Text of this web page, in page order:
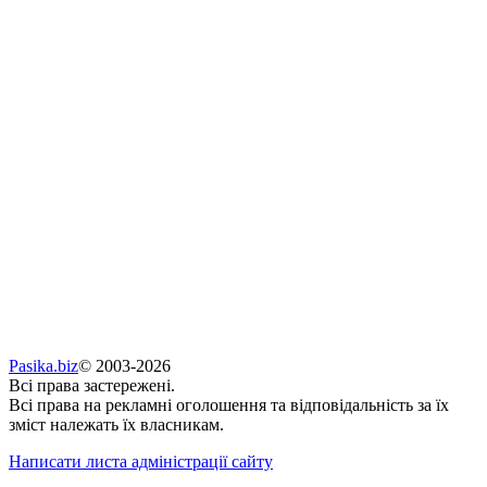
Pasika.biz© 2003-2026
Всі права застережені.
Всі права на рекламні оголошення та відповідальність за їх
зміст належать їх власникам.
Написати листа адміністрації сайту